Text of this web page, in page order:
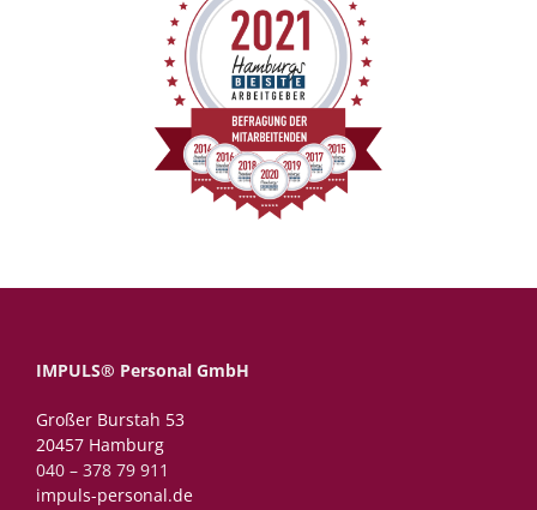
IMPULS® Personal GmbH
Großer Burstah 53
20457 Hamburg
040 – 378 79 911
impuls-personal.de